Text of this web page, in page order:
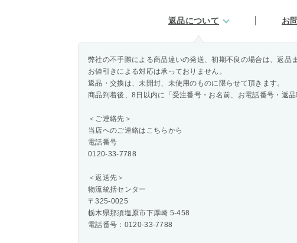
返品について お
弊社の不手際による商品違いの発送、初期不良の場合は、返品
お値引きによる対応は承っておりません。
返品・交換は、未開封、未使用のものに限らせて頂きます。
商品到着後、8日以内に「受注番号・お名前、お電話番号・返
＜ご連絡先＞
当店へのご連絡はこちらから
電話番号
0120-33-7788
＜返送先＞
物流統括センター
〒325-0025
栃木県那須塩原市下厚崎 5-458
電話番号：0120-33-7788